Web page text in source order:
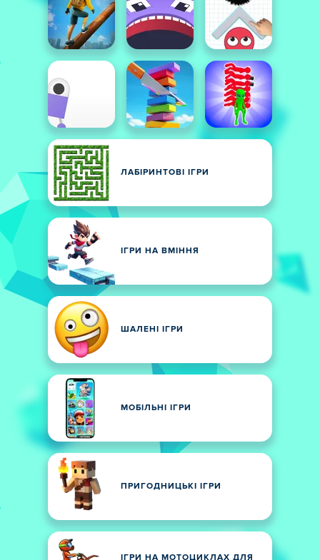
ЛАБІРИНТОВІ ІГРИ
ІГРИ НА ВМІННЯ
ШАЛЕНІ ІГРИ
МОБІЛЬНІ ІГРИ
ПРИГОДНИЦЬКІ ІГРИ
ІГРИ НА МОТОЦИКЛАХ ДЛЯ